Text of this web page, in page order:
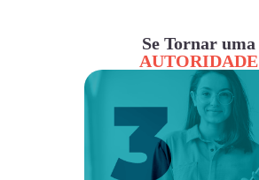
Se Tornar uma
AUTORIDADE